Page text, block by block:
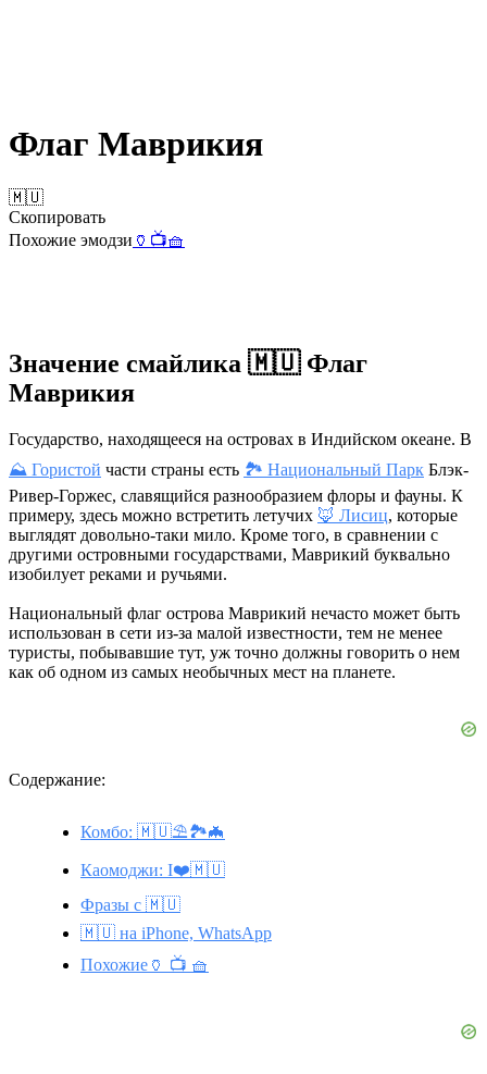
Флаг Маврикия
🇲🇺
Скопировать
Похожие эмодзи 🏺 📺🧺
Значение смайлика 🇲🇺 Флаг
Маврикия
Государство, находящееся на островах в Индийском океане. В
⛰ Гористой части страны есть 🏞 Национальный Парк Блэк-
Ривер-Горжес, славящийся разнообразием флоры и фауны. К
примеру, здесь можно встретить летучих 🦊 Лисиц, которые
выглядят довольно-таки мило. Кроме того, в сравнении с
другими островными государствами, Маврикий буквально
изобилует реками и ручьями.
Национальный флаг острова Маврикий нечасто может быть
использован в сети из-за малой известности, тем не менее
туристы, побывавшие тут, уж точно должны говорить о нем
как об одном из самых необычных мест на планете.
Содержание:
Комбо: 🇲🇺⛱️🏞️🦇
Каомоджи: I❤️🇲🇺
Фразы с 🇲🇺
🇲🇺 на iPhone, WhatsApp
Похожие🏺 📺 🧺